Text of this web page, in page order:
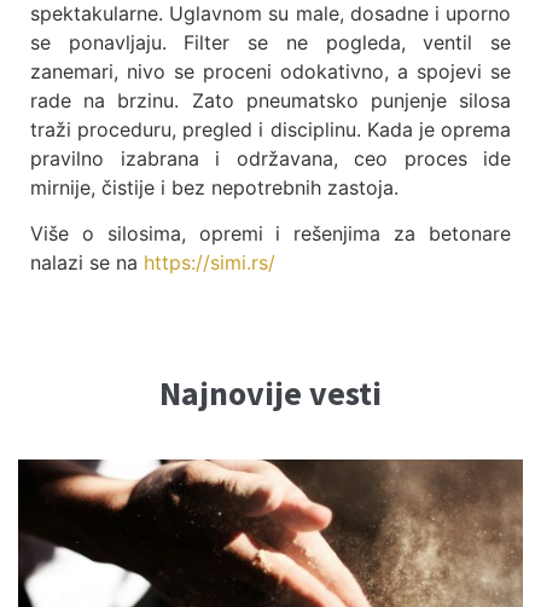
spektakularne. Uglavnom su male, dosadne i uporno
se ponavljaju. Filter se ne pogleda, ventil se
zanemari, nivo se proceni odokativno, a spojevi se
rade na brzinu. Zato pneumatsko punjenje silosa
traži proceduru, pregled i disciplinu. Kada je oprema
pravilno izabrana i održavana, ceo proces ide
mirnije, čistije i bez nepotrebnih zastoja.
Više o silosima, opremi i rešenjima za betonare
nalazi se na https://simi.rs/
Najnovije vesti